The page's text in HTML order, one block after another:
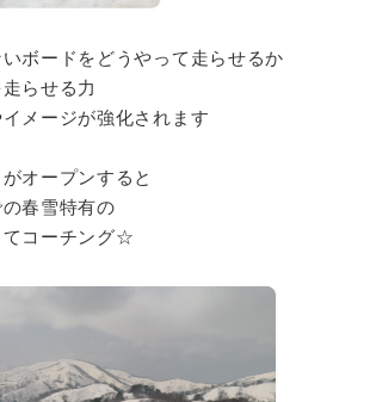
ボードをどうやって走らせるか
らせる力
メージが強化されます
オープンすると
春雪特有の
てコーチング☆